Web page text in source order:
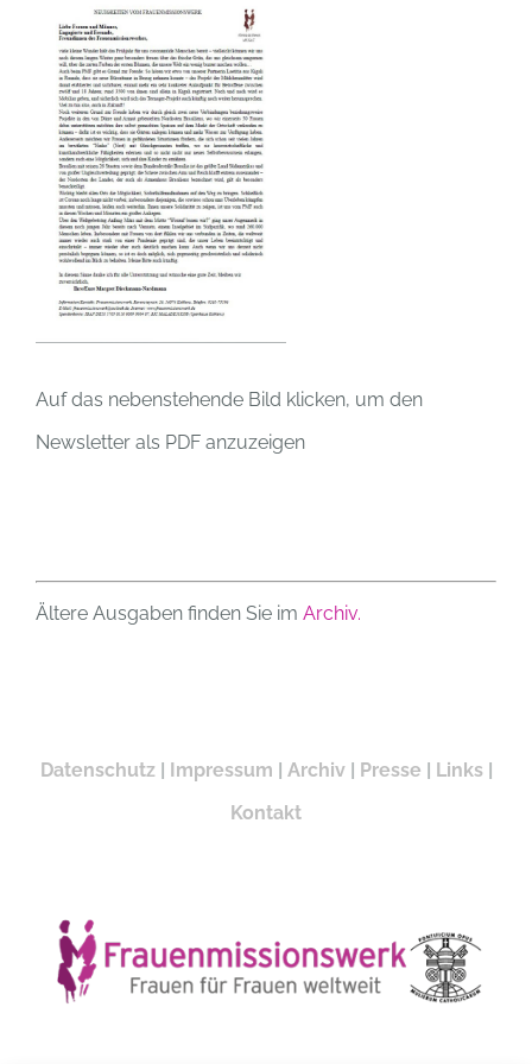
Auf das nebenstehende Bild klicken, um den
Newsletter als PDF anzuzeigen
Ältere Ausgaben finden Sie im Archiv.
Datenschutz | Impressum | Archiv| Presse | Links|
Kontakt